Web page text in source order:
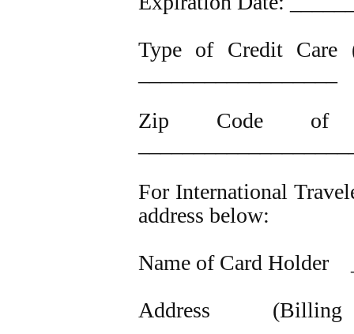
Type of Credit Care
Zip Code of
For International
address below:
Name of Card Holder
Address